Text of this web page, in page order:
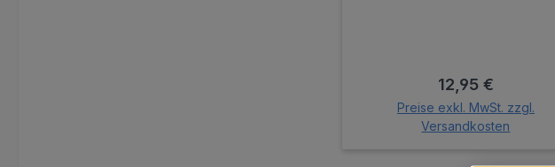
Regulärer Preis:
12,95 €
Preise exkl. MwSt. zzgl.
Versandkosten